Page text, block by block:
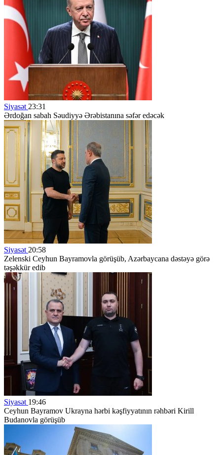
Siyasət 23:31
Ərdoğan sabah Səudiyyə Ərəbistanına səfər edəcək
Siyasət 20:58
Zelenski Ceyhun Bayramovla görüşüb, Azərbaycana dəstəyə görə
təşəkkür edib
Siyasət 19:46
Ceyhun Bayramov Ukrayna hərbi kəşfiyyatının rəhbəri Kirill
Budanovla görüşüb